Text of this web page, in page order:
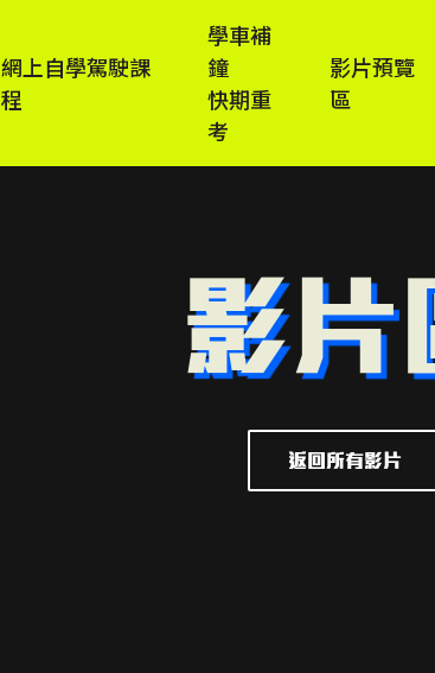
網上自學駕駛課
程
學車補
鐘
快期重
考
影片預覽
區
影片
返回所有影片